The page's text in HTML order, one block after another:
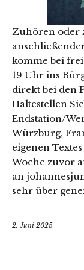
Zuhören oder
komme bei
19 Uhr ins
direkt bei den
Haltestellen
Endstation/
Würzburg,
eigenen
Woche zuvor
an
sehr über
2. Juni 2025